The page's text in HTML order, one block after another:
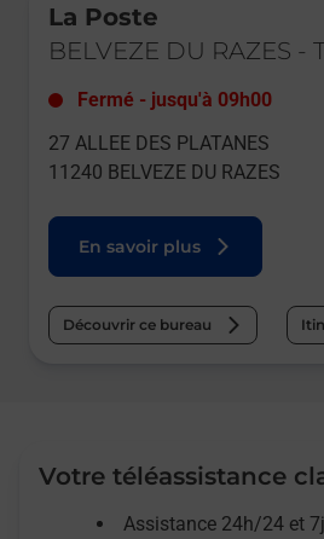
La Poste
BELVEZE DU RAZES -
Fermé - jusqu'à 09h00
27 ALLEE DES PLATANES
11240 BELVEZE DU RAZES
En savoir plus
Découvrir ce bureau
Votre téléassistance
Assistance 24h/24 et